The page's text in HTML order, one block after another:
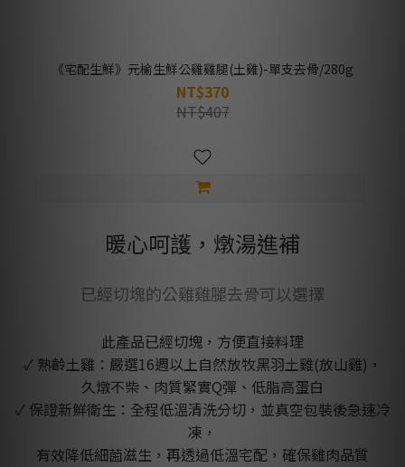
《宅配生鮮》元榆生鮮公雞雞腿(土雞)-單支去骨/280g
NT$370
NT$407
暖心呵護，燉湯進補
已經切塊的公雞雞腿去骨可以選擇
此產品已經切塊，方便直接料理
✓ 熟齡土雞：嚴選16週以上自然放牧黑羽土雞(放山雞)，
久燉不柴、肉質緊實Q彈、低脂高蛋白
✓ 保證新鮮衛生：全程低溫清洗分切，並真空包裝後急速冷
凍，
有效降低細菌滋生，再透過低溫宅配，確保雞肉品質